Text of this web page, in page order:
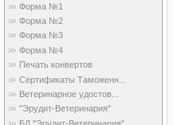
Форма №1
Форма №2
Форма №3
Форма №4
Печать конвертов
Сертификаты Таможенн...
Ветеринарное удостов...
"Эрудит-Ветеринария"